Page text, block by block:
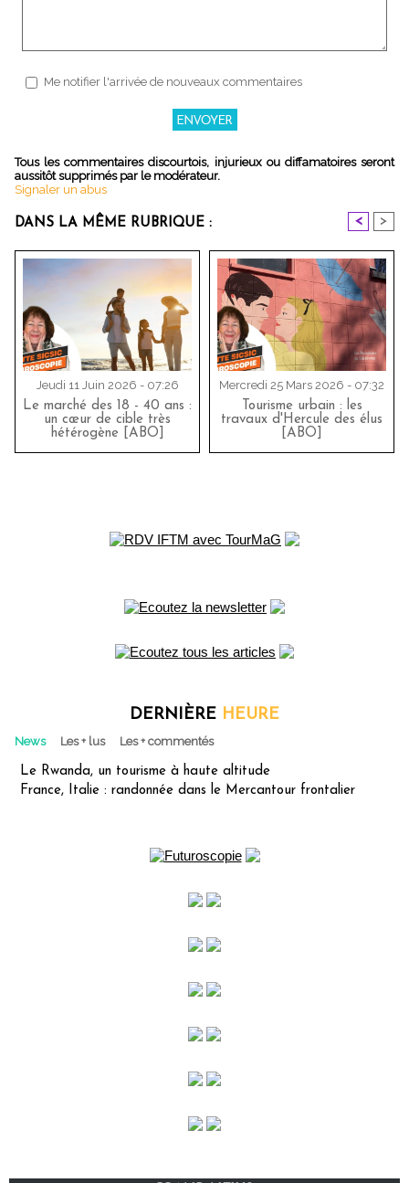
Me notifier l'arrivée de nouveaux commentaires
Tous les commentaires discourtois, injurieux ou diffamatoires seront
aussitôt supprimés par le modérateur.
Signaler un abus
DANS LA MÊME RUBRIQUE : < >
Jeudi 11 Juin 2026 - 07:26
Le marché des 18 - 40 ans :
un cœur de cible très
hétérogène [ABO]
Mercredi 25 Mars 2026 - 07:32
Tourisme urbain : les
travaux d'Hercule des élus
[ABO]
DERNIÈRE HEURE
News Les + lus Les + commentés
Le Rwanda, un tourisme à haute altitude
France, Italie : randonnée dans le Mercantour frontalier